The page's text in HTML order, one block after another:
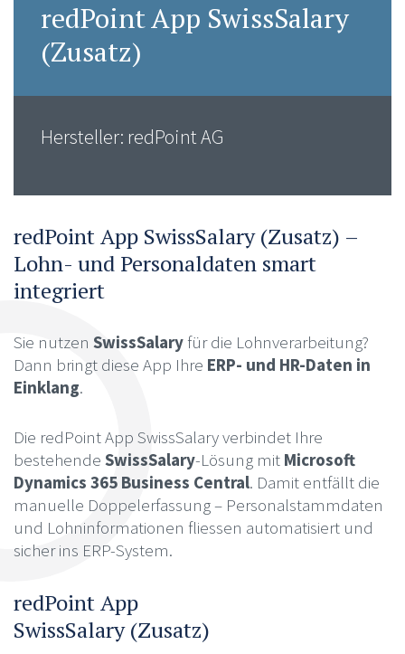
redPoint App SwissSalary
(Zusatz)
Hersteller: redPoint AG
redPoint App SwissSalary (Zusatz) –
Lohn- und Personaldaten smart
integriert
Sie nutzen SwissSalaryfür die Lohnverarbeitung?
Dann bringt diese App Ihre ERP- und HR-Daten in
Einklang.
Die redPoint App SwissSalary verbindet Ihre
bestehende SwissSalary-Lösung mit Microsoft
Dynamics 365 Business Central. Damit entfällt die
manuelle Doppelerfassung – Personalstammdaten
und Lohninformationen fliessen automatisiert und
sicher ins ERP-System.
redPoint App
SwissSalary (Zusatz)